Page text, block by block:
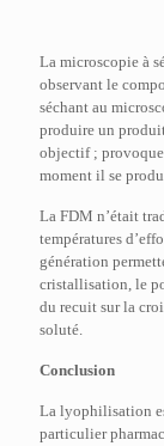
La microscopie à
observant le
séchant au
produire un
objectif ;
moment il se
La FDM n’était
températures
génération
cristallisation, le
du recuit sur la
soluté.
Conclusion
La lyophilisation
particulier